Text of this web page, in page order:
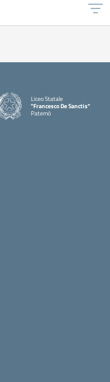
Liceo Statale
"Francesco De Sanctis"
Paternò